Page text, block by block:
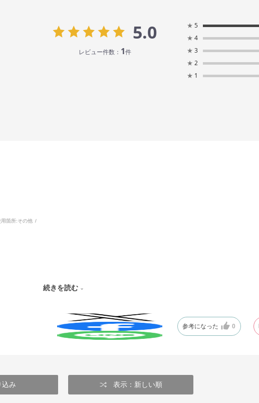
5.0
レビュー件数： 1件
★ 5
★ 4
★ 3
★ 2
★ 1
用箇所:その他
続きを読む
参考になった 0
込み 表示：新しい順